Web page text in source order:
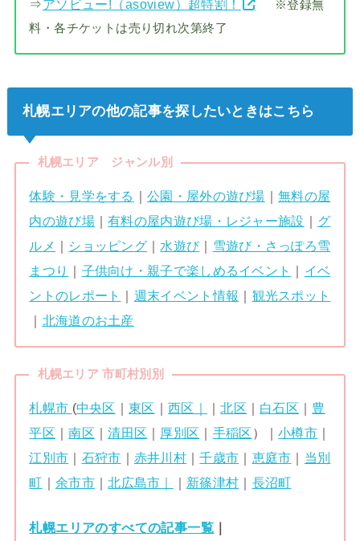
⇒アソビュー!（asoview）超特割！
※登録無
料・各チケットは売り切れ次第終了
札幌エリアの他の記事を探したいときはこちら
札幌エリア ジャンル別
体験・見学をする ｜公園・屋外の遊び場 ｜無料の屋
内の遊び場｜有料の屋内遊び場・レジャー施設 ｜ グ
ルメ ｜ ショッピング ｜ 水遊び｜ 雪遊び・さっぽろ雪
まつり
｜ 子供向け・親子で楽しめるイベント ｜ イベ
ントのレポート
｜ 週末イベント情報 ｜ 観光スポット
｜ 北海道のお土産
札幌エリア 市町村別別
札幌市 (中央区 ｜東区 ｜西区｜ ｜北区 ｜ 白石区 ｜ 豊
平区 ｜南区 ｜清田区 ｜ 厚別区 ｜ 手稲区 ）｜小樽市 ｜
江別市 ｜ 石狩市 ｜ 赤井川村 ｜千歳市 ｜ 恵庭市 ｜ 当別
町 ｜ 余市市｜北広島市｜ ｜ 新篠津村 ｜ 長沼町
札幌エリアのすべての記事一覧 ｜